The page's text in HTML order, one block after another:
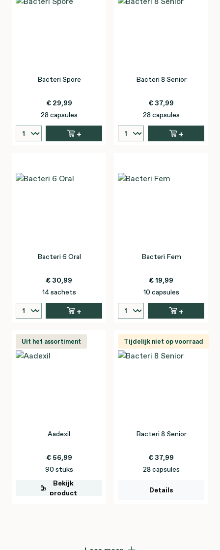
Bacteri Spore
€ 29,99
28 capsules
+
Bacteri 8 Senior
€ 37,99
28 capsules
+
Bacteri 6 Oral
€ 30,99
14 sachets
+
Bacteri Fem
€ 19,99
10 capsules
+
Uit het assortiment
Aadexil
€ 56,99
90 stuks
Bekijk
product
Tijdelijk niet op voorraad
Bacteri 8 Senior
€ 37,99
28 capsules
Details